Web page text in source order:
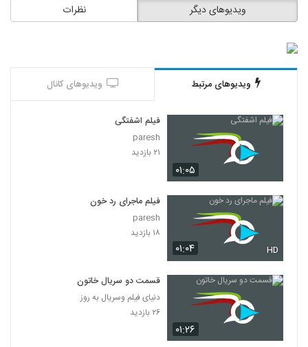
نظرات ویدیوهای دیگر
ویدیوهای مرتبط ویدیوهای کانال
۰۱:۰۵
فیلم اشفتگی
paresh
۲۱ بازدید
۰۱:۰۴ HD
فیلم ماجرای رد خون
paresh
۱۸ بازدید
۰۱:۲۶
قسمت دو سریال خاتون
دنیای فیلم وسریال به روز
۲۶ بازدید